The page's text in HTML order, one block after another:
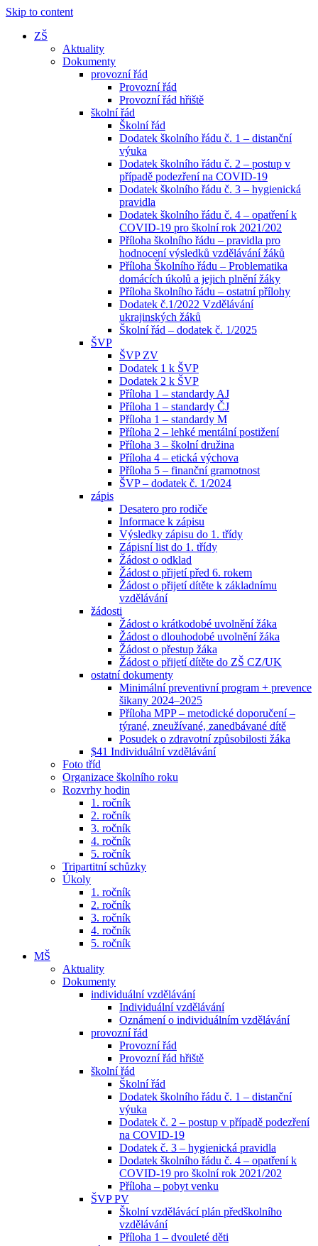
Skip to content
ZŠ
Aktuality
Dokumenty
provozní řád
Provozní řád
Provozní řád hřiště
školní řád
Školní řád
Dodatek školního řádu č. 1 – distanční
výuka
Dodatek školního řádu č. 2 – postup v
případě podezření na COVID-19
Dodatek školního řádu č. 3 – hygienická
pravidla
Dodatek školního řádu č. 4 – opatření k
COVID-19 pro školní rok 2021/202
Příloha školního řádu – pravidla pro
hodnocení výsledků vzdělávání žáků
Příloha Školního řádu – Problematika
domácích úkolů a jejich plnění žáky
Příloha školního řádu – ostatní přílohy
Dodatek č.1/2022 Vzdělávání
ukrajinských žáků
Školní řád – dodatek č. 1/2025
ŠVP
ŠVP ZV
Dodatek 1 k ŠVP
Dodatek 2 k ŠVP
Příloha 1 – standardy AJ
Příloha 1 – standardy ČJ
Příloha 1 – standardy M
Příloha 2 – lehké mentální postižení
Příloha 3 – školní družina
Příloha 4 – etická výchova
Příloha 5 – finanční gramotnost
ŠVP – dodatek č. 1/2024
zápis
Desatero pro rodiče
Informace k zápisu
Výsledky zápisu do 1. třídy
Zápisní list do 1. třídy
Žádost o odklad
Žádost o přijetí před 6. rokem
Žádost o přijetí dítěte k základnímu
vzdělávání
žádosti
Žádost o krátkodobé uvolnění žáka
Žádost o dlouhodobé uvolnění žáka
Žádost o přestup žáka
Žádost o přijetí dítěte do ZŠ CZ/UK
ostatní dokumenty
Minimální preventivní program + prevence
šikany 2024–2025
Příloha MPP – metodické doporučení –
týrané, zneužívané, zanedbávané dítě
Posudek o zdravotní způsobilosti žáka
$41 Individuální vzdělávání
Foto tříd
Organizace školního roku
Rozvrhy hodin
1. ročník
2. ročník
3. ročník
4. ročník
5. ročník
Tripartitní schůzky
Úkoly
1. ročník
2. ročník
3. ročník
4. ročník
5. ročník
MŠ
Aktuality
Dokumenty
individuální vzdělávání
Individuální vzdělávání
Oznámení o individuálním vzdělávání
provozní řád
Provozní řád
Provozní řád hřiště
školní řád
Školní řád
Dodatek školního řádu č. 1 – distanční
výuka
Dodatek č. 2 – postup v případě podezření
na COVID-19
Dodatek č. 3 – hygienická pravidla
Dodatek školního řádu č. 4 – opatření k
COVID-19 pro školní rok 2021/202
Příloha – pobyt venku
ŠVP PV
Školní vzdělávácí plán předškolního
vzdělávání
Příloha 1 – dvouleté děti